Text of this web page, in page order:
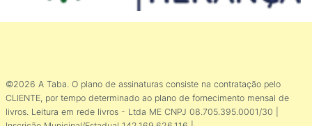
©2026 A Taba. O plano de assinaturas consiste na contratação pelo
CLIENTE, por tempo determinado ao plano de fornecimento mensal de
livros. Leitura em rede livros - Ltda ME CNPJ 08.705.395.0001/30 |